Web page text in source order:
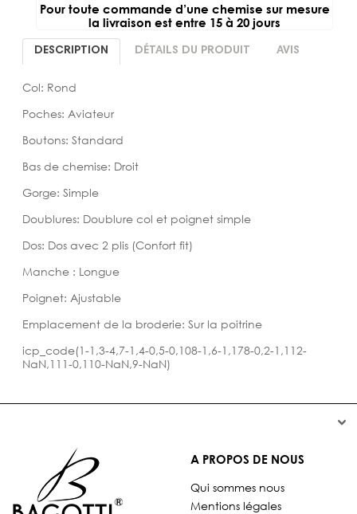
Pour toute commande d’une chemise sur mesure
la livraison est entre 15 à 20 jours
DESCRIPTION DÉTAILS DU PRODUIT AVIS
Col: Rond
Poches: Aviateur
Boutons: Standard
Bas de chemise: Droit
Gorge: Simple
Doublures: Doublure col et poignet simple
Dos: Dos avec 2 plis (Confort fit)
Manche : Longue
Poignet: Ajustable
Emplacement de la broderie: Sur la poitrine
icp_code(1-1,3-4,7-1,4-0,5-0,108-1,6-1,178-0,2-1,112-
NaN,111-0,110-NaN,9-NaN)


A PROPOS DE NOUS
Qui sommes nous
Mentions légales